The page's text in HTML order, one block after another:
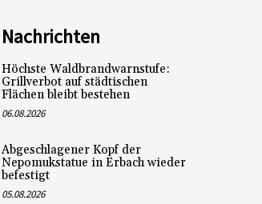
Nachrichten
Höchste Waldbrandwarnstufe:
Grillverbot auf städtischen
Flächen bleibt bestehen
06.08.2026
Abgeschlagener Kopf der
Nepomukstatue in Erbach wieder
befestigt
05.08.2026